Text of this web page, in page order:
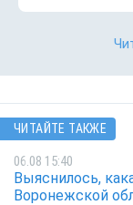
ЧИТАЙТЕ ТАКЖЕ
06.08 15:40
Выяснилось,
Воронежской